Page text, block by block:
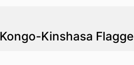
Kongo-Kinshasa Flagge